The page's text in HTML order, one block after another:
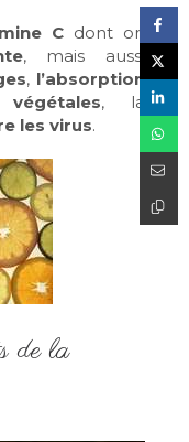
Cdont on
, mais aussi
, l’absorption
, la
les virus.
de la